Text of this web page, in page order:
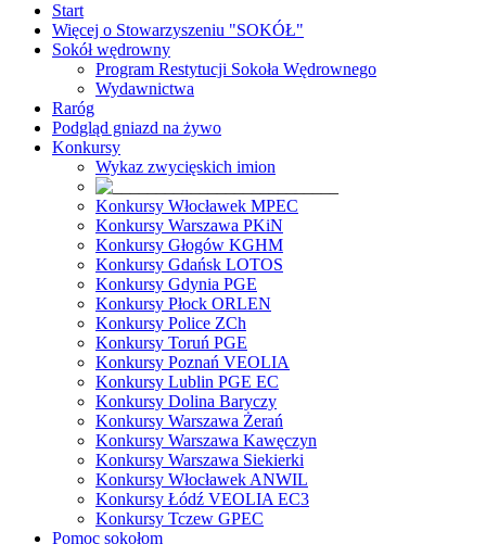
Start
Więcej o Stowarzyszeniu "SOKÓŁ"
Sokół wędrowny
Program Restytucji Sokoła Wędrownego
Wydawnictwa
Raróg
Podgląd gniazd na żywo
Konkursy
Wykaz zwycięskich imion
Konkursy Włocławek MPEC
Konkursy Warszawa PKiN
Konkursy Głogów KGHM
Konkursy Gdańsk LOTOS
Konkursy Gdynia PGE
Konkursy Płock ORLEN
Konkursy Police ZCh
Konkursy Toruń PGE
Konkursy Poznań VEOLIA
Konkursy Lublin PGE EC
Konkursy Dolina Baryczy
Konkursy Warszawa Żerań
Konkursy Warszawa Kawęczyn
Konkursy Warszawa Siekierki
Konkursy Włocławek ANWIL
Konkursy Łódź VEOLIA EC3
Konkursy Tczew GPEC
Pomoc sokołom